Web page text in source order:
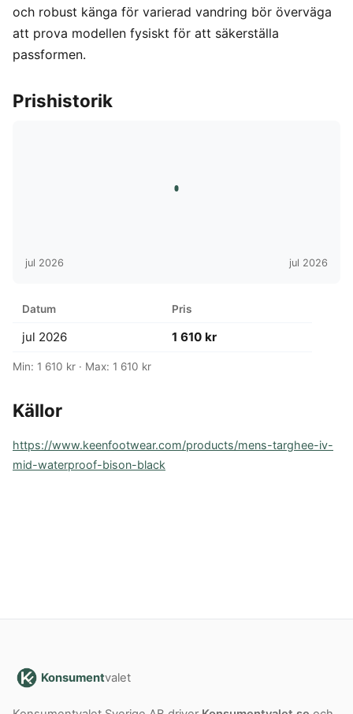
och robust känga för varierad vandring bör överväga
att prova modellen fysiskt för att säkerställa
passformen.
Prishistorik
jul 2026 jul 2026
Datum Pris
jul 2026 1 610 kr
Min: 1 610 kr · Max: 1 610 kr
Källor
https://www.keenfootwear.com/products/mens-targhee-iv-
mid-waterproof-bison-black
Konsumentvalet